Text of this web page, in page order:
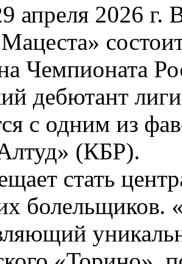
2026 г.
дебютант
с одним из
(КБР).
стать
болельщиков.